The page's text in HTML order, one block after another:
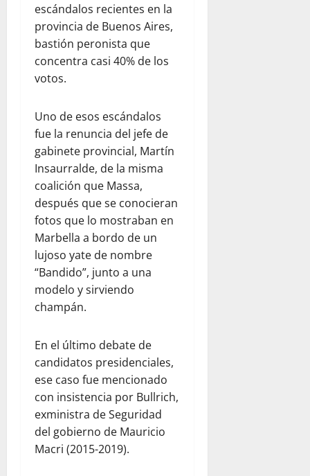
escándalos recientes en la
provincia de Buenos Aires,
bastión peronista que
concentra casi 40% de los
votos.
Uno de esos escándalos
fue la renuncia del jefe de
gabinete provincial, Martín
Insaurralde, de la misma
coalición que Massa,
después que se conocieran
fotos que lo mostraban en
Marbella a bordo de un
lujoso yate de nombre
“Bandido”, junto a una
modelo y sirviendo
champán.
En el último debate de
candidatos presidenciales,
ese caso fue mencionado
con insistencia por Bullrich,
exministra de Seguridad
del gobierno de Mauricio
Macri (2015-2019).